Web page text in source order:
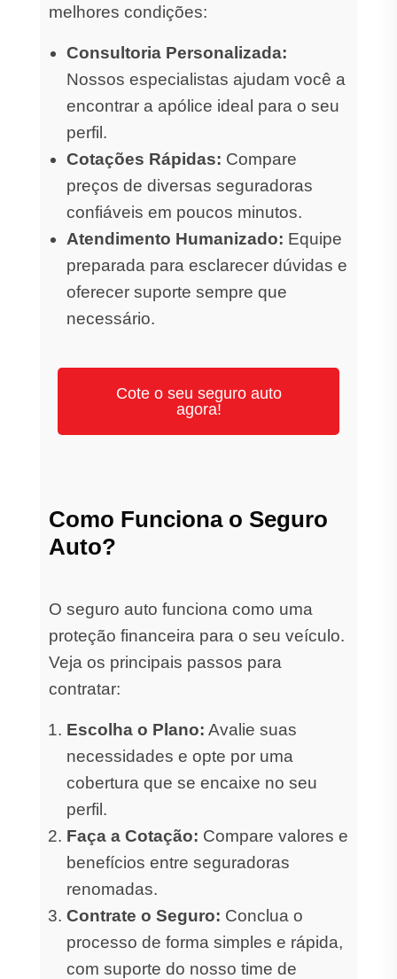
melhores condições:
Consultoria Personalizada:
Nossos especialistas ajudam você a
encontrar a apólice ideal para o seu
perfil.
Cotações Rápidas: Compare
preços de diversas seguradoras
confiáveis em poucos minutos.
Atendimento Humanizado: Equipe
preparada para esclarecer dúvidas e
oferecer suporte sempre que
necessário.
Cote o seu seguro auto
agora!
Como Funciona o Seguro
Auto?
O seguro auto funciona como uma
proteção financeira para o seu veículo.
Veja os principais passos para
contratar:
Escolha o Plano: Avalie suas
necessidades e opte por uma
cobertura que se encaixe no seu
perfil.
Faça a Cotação: Compare valores e
benefícios entre seguradoras
renomadas.
Contrate o Seguro: Conclua o
processo de forma simples e rápida,
com suporte do nosso time de